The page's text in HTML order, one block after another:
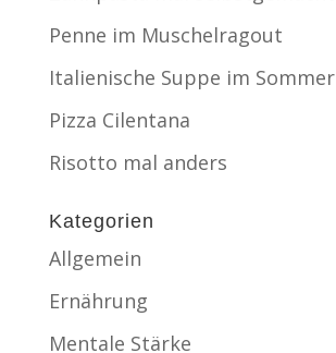
Penne im Muschelragout
Italienische Suppe im Sommer
Pizza Cilentana
Risotto mal anders
Kategorien
Allgemein
Ernährung
Mentale Stärke